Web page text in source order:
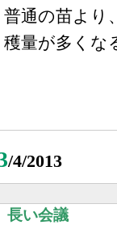
普通の苗より
穫量が多くな
/4/2013
長い会議